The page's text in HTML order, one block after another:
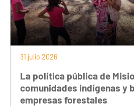
31 julio 2026
La política pública de
comunidades indígenas y
empresas forestales